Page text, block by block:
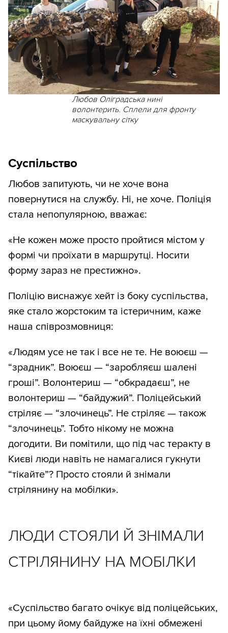
Любов Оліградська нині
волонтерить. Сплели для фронту
маскувальну сітку
Суспільство
Любов запитують, чи не хоче вона
повернутися на службу. Ні, не хоче. Поліція
стала непопулярною, вважає:
«Не кожен може просто пройтися містом у
формі чи проїхати в маршрутці. Носити
форму зараз не престижно».
Поліцію виснажує хейт із боку суспільства,
яке стало жорстоким та істеричним, каже
наша співрозмовниця:
«Людям усе не так і все не те. Не воюєш —
“зрадник”. Воюєш — “заробляєш шалені
гроші”. Волонтериш — “обкрадаєш”, не
волонтериш — “байдужий”. Поліцейський
стріляє — “злочинець”. Не стріляє — також
“злочинець”. Тобто нікому не можна
догодити. Ви помітили, що під час теракту в
Києві люди навіть не намагалися гукнути
“тікайте”? Просто стояли й знімали
стрілянину на мобілки».
ЛЮДИ СТОЯЛИ Й ЗНІМАЛИ
СТРІЛЯНИНУ НА МОБІЛКИ
«Суспільство багато очікує від поліцейських,
при цьому йому байдуже на їхні обмежені